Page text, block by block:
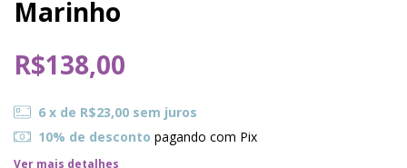
Marinho
R$138,00
6 x de R$23,00 sem juros
10% de desconto pagando com Pix
Ver mais detalhes